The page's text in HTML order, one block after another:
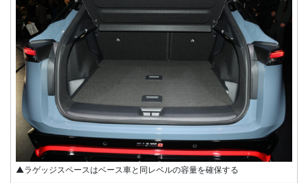
▲ラゲッジスペースはベース車と同レベルの容量を確保する